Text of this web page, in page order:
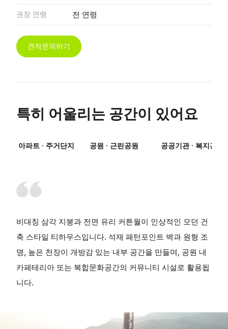
권장 연령 전 연령
견적문의하기
특히 어울리는 공간이 있어요
아파트 · 주거단지 공원 · 근린공원 공공기관 · 복지관
비대칭 삼각 지붕과 전면 유리 커튼월이 인상적인 모던 건
축 스타일 티하우스입니다. 석재 패턴포인트 벽과 원형 조
명, 높은 천장이 개방감 있는 내부 공간을 만들며, 공원 내
카페테리아 또는 복합문화공간의 커뮤니티 시설로 활용됩
니다.